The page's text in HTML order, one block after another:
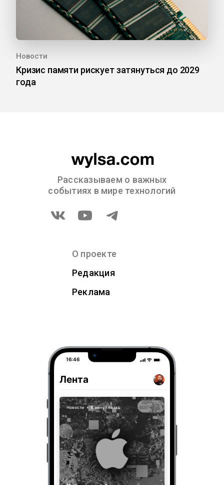
Новости
Кризис памяти рискует затянуться до 2029
года
Рассказываем о важных
событиях в мире технологий
О проекте
Редакция
Реклама
16:46
Лента
Новости • 6 минут назад